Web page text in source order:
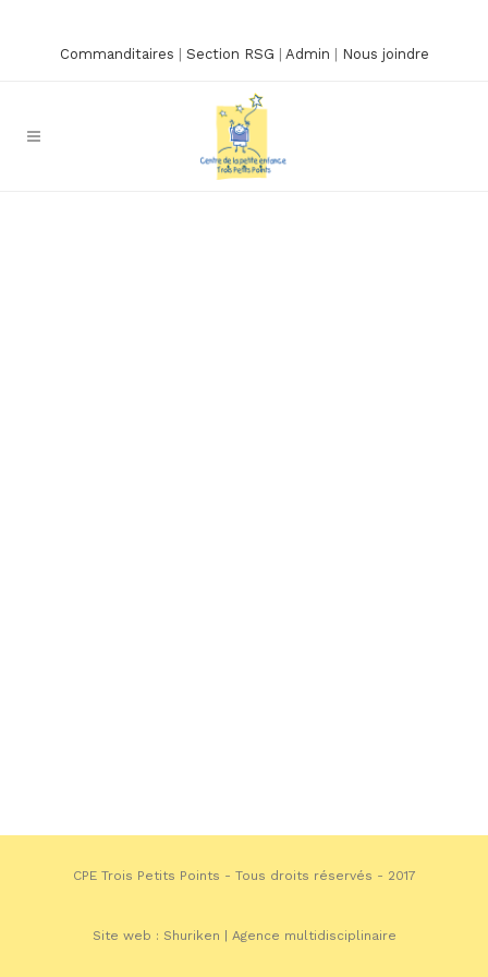
Commanditaires Section RSG Admin Nous joindre
CPE Trois Petits Points - Tous droits réservés - 2017
Site web : Shuriken | Agence multidisciplinaire